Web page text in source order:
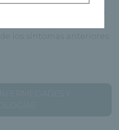
de que notemos que
nuestros pies o
los síntomas anteriores.